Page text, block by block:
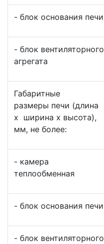
- блок основания печи
- блок вентиляторного
агрегата
Габаритные
размеры печи (длина
х ширина х высота),
мм, не более:
- камера
теплообменная
- блок основания печи
- блок вентиляторного